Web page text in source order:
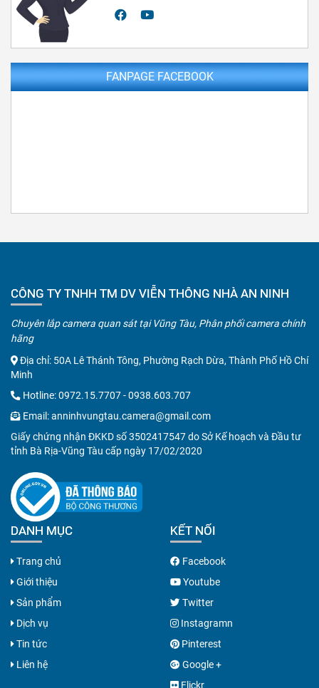
FANPAGE FACEBOOK
CÔNG TY TNHH TM DV VIỄN THÔNG NHÀ AN NINH
Chuyên lắp camera quan sát tại Vũng Tàu, Phân phối camera chính
hãng
Địa chỉ: 50A Lê Thánh Tông, Phường Rạch Dừa, Thành Phố Hồ Chí
Minh
Hotline:0972.15.7707-0938.603.707
Email:anninhvungtau.camera@gmail.com
Giấy chứng nhận ĐKKD số 3502417547 do Sở Kế hoạch và Đầu tư
tỉnh Bà Rịa-Vũng Tàu cấp ngày 17/02/2020
DANH MỤC
Trang chủ
Giới thiệu
Sản phẩm
Dịch vụ
Tin tức
Liên hệ
KẾT NỐI
Facebook
Youtube
Twitter
Instagramn
Pinterest
Google +
Flickr